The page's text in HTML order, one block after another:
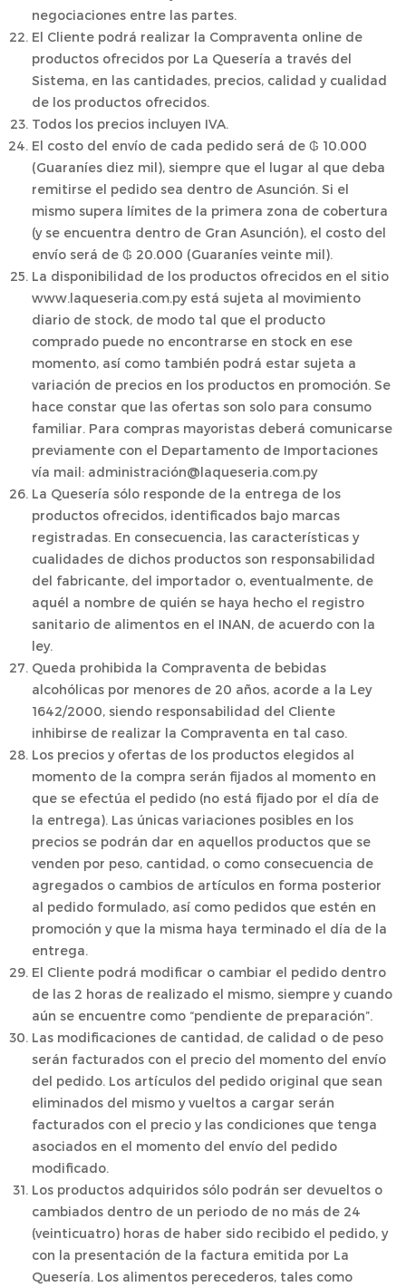
negociaciones entre las partes.
El Cliente podrá realizar la Compraventa online de
productos ofrecidos por La Quesería a través del
Sistema, en las cantidades, precios, calidad y cualidad
de los productos ofrecidos.
Todos los precios incluyen IVA.
El costo del envío de cada pedido será de ₲ 10.000
(Guaraníes diez mil), siempre que el lugar al que deba
remitirse el pedido sea dentro de Asunción. Si el
mismo supera límites de la primera zona de cobertura
(y se encuentra dentro de Gran Asunción), el costo del
envío será de ₲ 20.000 (Guaraníes veinte mil).
La disponibilidad de los productos ofrecidos en el sitio
www.laqueseria.com.py está sujeta al movimiento
diario de stock, de modo tal que el producto
comprado puede no encontrarse en stock en ese
momento, así como también podrá estar sujeta a
variación de precios en los productos en promoción. Se
hace constar que las ofertas son solo para consumo
familiar. Para compras mayoristas deberá comunicarse
previamente con el Departamento de Importaciones
vía mail: administración@laqueseria.com.py
La Quesería sólo responde de la entrega de los
productos ofrecidos, identificados bajo marcas
registradas. En consecuencia, las características y
cualidades de dichos productos son responsabilidad
del fabricante, del importador o, eventualmente, de
aquél a nombre de quién se haya hecho el registro
sanitario de alimentos en el INAN, de acuerdo con la
ley.
Queda prohibida la Compraventa de bebidas
alcohólicas por menores de 20 años, acorde a la Ley
1642/2000, siendo responsabilidad del Cliente
inhibirse de realizar la Compraventa en tal caso.
Los precios y ofertas de los productos elegidos al
momento de la compra serán fijados al momento en
que se efectúa el pedido (no está fijado por el día de
la entrega). Las únicas variaciones posibles en los
precios se podrán dar en aquellos productos que se
venden por peso, cantidad, o como consecuencia de
agregados o cambios de artículos en forma posterior
al pedido formulado, así como pedidos que estén en
promoción y que la misma haya terminado el día de la
entrega.
El Cliente podrá modificar o cambiar el pedido dentro
de las 2 horas de realizado el mismo, siempre y cuando
aún se encuentre como “pendiente de preparación”.
Las modificaciones de cantidad, de calidad o de peso
serán facturados con el precio del momento del envío
del pedido. Los artículos del pedido original que sean
eliminados del mismo y vueltos a cargar serán
facturados con el precio y las condiciones que tenga
asociados en el momento del envío del pedido
modificado.
Los productos adquiridos sólo podrán ser devueltos o
cambiados dentro de un periodo de no más de 24
(veinticuatro) horas de haber sido recibido el pedido, y
con la presentación de la factura emitida por La
Quesería. Los alimentos perecederos, tales como